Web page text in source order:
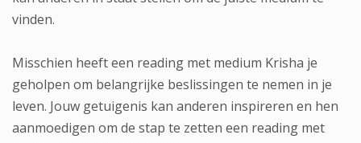
vinden.
Misschien heeft een reading met medium Krisha je
geholpen om belangrijke beslissingen te nemen in je
leven. Jouw getuigenis kan anderen inspireren en hen
aanmoedigen om de stap te zetten een reading met